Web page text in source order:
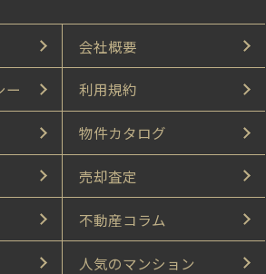
会社概要
ー 利用規約
物件カタログ
売却査定
不動産コラム
人気のマンション